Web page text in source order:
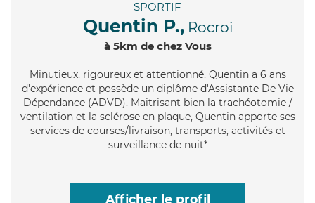
SPORTIF
Quentin P., Rocroi
à 5km de chez Vous
Minutieux, rigoureux et attentionné, Quentin a 6 ans
d'expérience et possède un diplôme d'Assistante De Vie
Dépendance (ADVD). Maitrisant bien la trachéotomie /
ventilation et la sclérose en plaque, Quentin apporte ses
services de courses/livraison, transports, activités et
surveillance de nuit*
Afficher le profil